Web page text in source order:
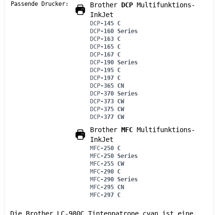
Passende Drucker:
Brother DCP Multifunktions-
InkJet
DCP-145 C
DCP-160 Series
DCP-163 C
DCP-165 C
DCP-167 C
DCP-190 Series
DCP-195 C
DCP-197 C
DCP-365 CN
DCP-370 Series
DCP-373 CW
DCP-375 CW
DCP-377 CW
Brother MFC Multifunktions-
InkJet
MFC-250 C
MFC-250 Series
MFC-255 CW
MFC-290 C
MFC-290 Series
MFC-295 CN
MFC-297 C